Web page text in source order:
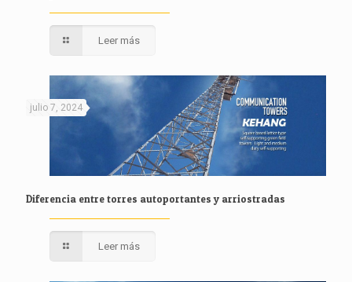
Leer más
julio 7, 2024
Diferencia entre torres autoportantes y arriostradas
Leer más